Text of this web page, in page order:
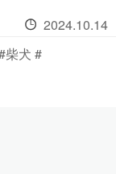
2024.10.14
柴犬 #